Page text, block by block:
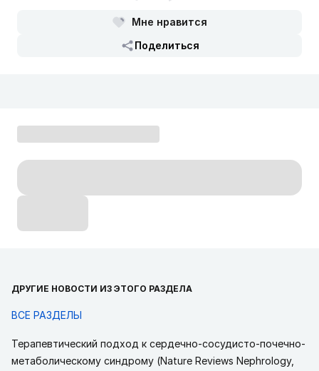
Мне нравится
Поделиться
ДРУГИЕ НОВОСТИ ИЗ ЭТОГО РАЗДЕЛА
ВСЕ РАЗДЕЛЫ
Терапевтический подход к сердечно-сосудисто-почечно-
метаболическому синдрому (Nature Reviews Nephrology,